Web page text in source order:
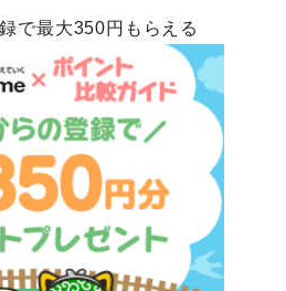
で最大350円もらえる